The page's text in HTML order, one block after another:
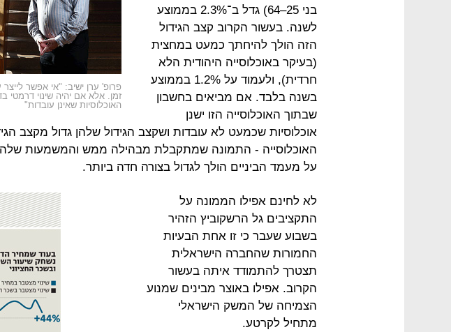
פרופ' ערן ישיב: "אי אפשר לייצר
זמן. אלא אם יהיה שינוי דרמטי
האוכלוסיות שאינן עובדות"
בני 25–64) גדל ב־2.3% בממוצע
לשנה. בעשור הקרוב קצב הגידול
הזה הולך להיחתך כמעט במחצית
(בעיקר באוכלוסייה היהודית הלא
חרדית), ולעמוד על 1.2% בממוצע
בשנה בלבד. אם מביאים בחשבון
שבתוך האוכלוסייה הזו ישנן
אוכלוסיות שכמעט לא עובדות ושקצב הגידול שלהן גדול מקצב
האוכלוסייה - התמונה שמתקבלת מבהילה ממש והמשמעות
על מעמד הביניים הולך לגדול בצורה חדה ביותר.
לא לחינם אפילו הממונה על
התקציבים גל הרשקוביץ הזהיר
בשבוע שעבר כי זו אחת הבעיות
החמורות שהחברה הישראלית
תצטרך להתמודד איתה בעשור
הקרוב. אפילו באוצר מבינים שמנוע
הצמיחה של המשק הישראלי
מתחיל לקרטע.